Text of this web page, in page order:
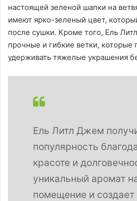
настоящей зеленой шапки на
имеют ярко-зеленый цвет,
после сушки. Кроме того, Ель
прочные и гибкие ветки, которые
удерживать тяжелые украшения
Ель Литл Джем
популярность
красоте и
уникальный аромат
помещение и